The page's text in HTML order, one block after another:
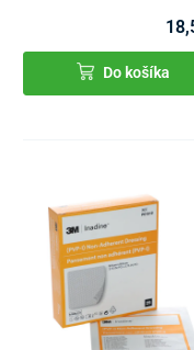
Do košíka